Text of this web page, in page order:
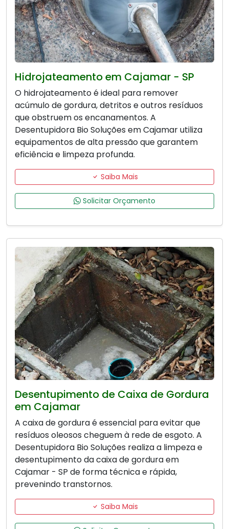
Hidrojateamento em Cajamar - SP
O hidrojateamento é ideal para remover
acúmulo de gordura, detritos e outros resíduos
que obstruem os encanamentos. A
Desentupidora Bio Soluções em Cajamar utiliza
equipamentos de alta pressão que garantem
eficiência e limpeza profunda.
Saiba Mais
Solicitar Orçamento
Desentupimento de Caixa de Gordura
em Cajamar
A caixa de gordura é essencial para evitar que
resíduos oleosos cheguem à rede de esgoto. A
Desentupidora Bio Soluções realiza a limpeza e
desentupimento da caixa de gordura em
Cajamar - SP de forma técnica e rápida,
prevenindo transtornos.
Saiba Mais